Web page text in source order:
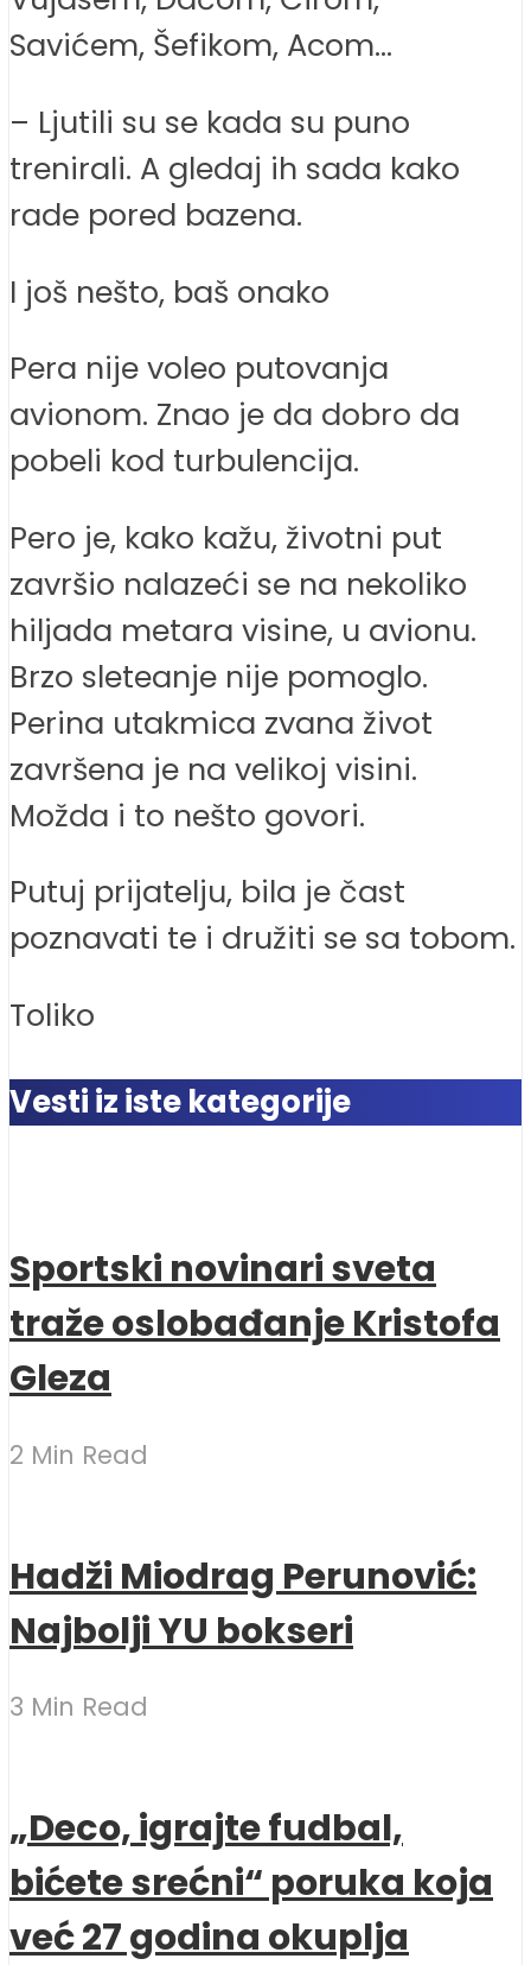
Savićem, Šefikom, Acom…
– Ljutili su se kada su puno
trenirali. A gledaj ih sada kako
rade pored bazena.
I još nešto, baš onako
Pera nije voleo putovanja
avionom. Znao je da dobro da
pobeli kod turbulencija.
Pero je, kako kažu, životni put
završio nalazeći se na nekoliko
hiljada metara visine, u avionu.
Brzo sleteanje nije pomoglo.
Perina utakmica zvana život
završena je na velikoj visini.
Možda i to nešto govori.
Putuj prijatelju, bila je čast
poznavati te i družiti se sa tobom.
Toliko
Vesti iz iste kategorije
Sportski novinari sveta
traže oslobađanje Kristofa
Gleza
2 Min Read
Hadži Miodrag Perunović:
Najbolji YU bokseri
3 Min Read
„Deco, igrajte fudbal,
bićete srećni“ poruka koja
već 27 godina okuplja